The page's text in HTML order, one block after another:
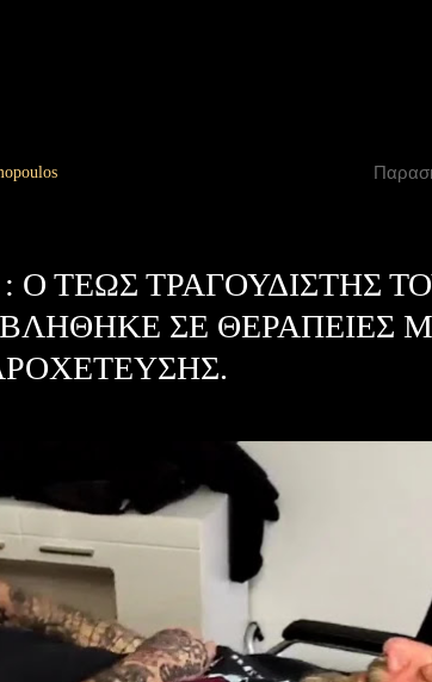
: Ο ΤΕΩΣ ΤΡΑΓΟΥΔΙΣΤΗΣ
ΣΕ ΘΕΡΑΠΕΙΕΣ